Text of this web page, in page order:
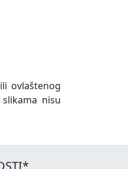
ovlaštenog
nisu